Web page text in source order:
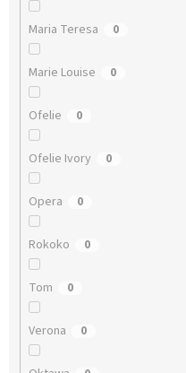
Maria Teresa 0
Marie Louise 0
Ofelie 0
Ofelie Ivory 0
Opera 0
Rokoko 0
Tom 0
Verona 0